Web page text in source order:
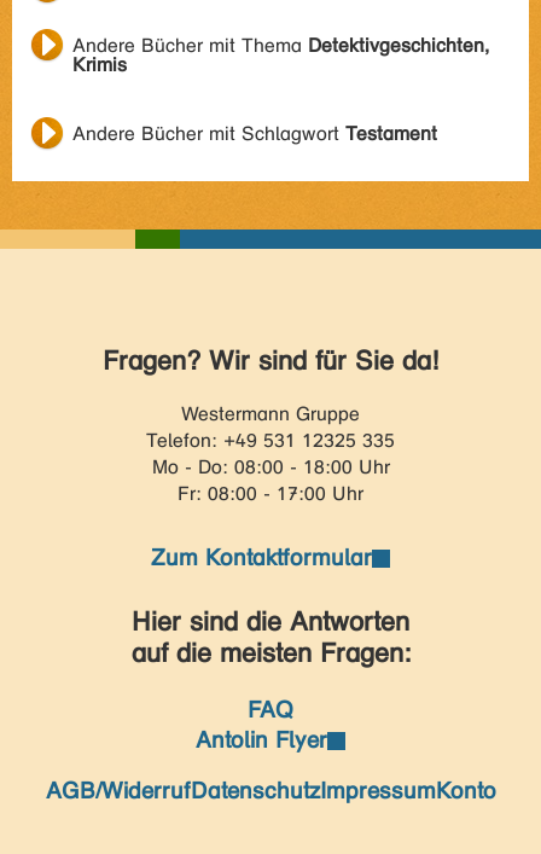
Andere Bücher mit Thema Detektivgeschichten,
Krimis
Andere Bücher mit Schlagwort Testament